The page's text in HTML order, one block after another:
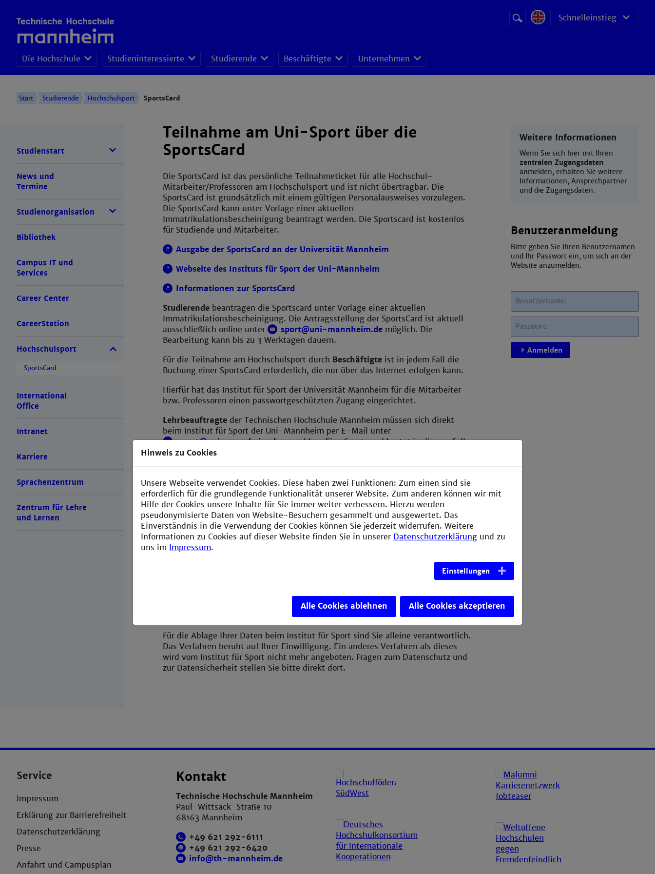
Suchbegriff
Suche
starten
Schnelleinstieg
Die Hochschule Studieninteressierte Studierende Beschäftigte Unternehmen
Start Studierende Hochschulsport SportsCard
Studienstart
News und
Termine
Studienorganisation
Bibliothek
Campus IT und
Services
Career Center
CareerStation
Hochschulsport
SportsCard
International
Office
Intranet
Karriere
Sprachenzentrum
Zentrum für Lehre
und Lernen
Teilnahme am Uni-Sport über die
SportsCard
Die SportsCard ist das persönliche Teilnahmeticket für alle Hochschul-
Mitarbeiter/Professoren am Hochschulsport und ist nicht übertragbar. Die
SportsCard ist grundsätzlich mit einem gültigen Personalausweises vorzulegen.
Die SportsCard kann unter Vorlage einer aktuellen
Immatrikulationsbescheinigung beantragt werden. Die Sportscard ist kostenlos
für Studiende und Mitarbeiter.
Ausgabe der SportsCard an der Universität Mannheim
Webseite des Instituts für Sport der Uni-Mannheim
Informationen zur SportsCard
Studierendebeantragen die Sportscard unter Vorlage einer aktuellen
Immatrikulations­bescheinigung. Die Antragsstellung der SportsCard ist aktuell
ausschließlich online unter
sport@uni-mannheim.demöglich. Die
Bearbeitung kann bis zu 3 Werktagen dauern.
Für die Teilnahme am Hochschulsport durch Beschäftigteist in jedem Fall die
Buchung einer SportsCard erforderlich, die nur über das Internet erfolgen kann.
Hierfür hat das Institut für Sport der Universität Mannheim für die Mitarbeiter
bzw. Professoren einen passwortgeschützten Zugang eingerichtet.
Lehrbeauftragteder Technischen Hochschule Mannheim müssen sich direkt
beim Institut für Sport der Uni-Mannheim per E-Mail unter
sport@uni-mannheim.deanmelden. Eine Sportscard kostet in diesem Fall
pro Semester 70€ (Stand Sept.19). Wie die Zahlungsmodalitäten der Universität
Fragen zum Verfahren richten Sie bitte an uns unter:
sportscard@th-
mannheim.de
Semesterweise wird das Inititalpasswort verändert. Bitte geben Sie das
Initialpasswort nicht weiter.
Datensicherheit
Einmal pro Semester ist die Technische Hochschule Mannheim verpflichtet, die
Zugänge auf Hochschulzugehörigkeit zu überprüfen. Das erklärt sich aus dem
Prüfung wird durch die Campus IT und den GB Personal vorgenommen. Nicht-
Hochschulmitglieder, die sich hier angemeldet haben, müssen an das Institut für
Für die Ablage Ihrer Daten beim Institut für Sport sind Sie alleine verantwortlich.
Das Verfahren beruht auf Ihrer Einwilligung. Ein anderes Verfahren als dieses
wird vom Institut für Sport nicht mehr angeboten. Fragen zum Datenschutz und
zur Datensicherheit stellen Sie bitte direkt dort.
Weitere Informationen
Wenn Sie sich hier mit Ihren
zentralen Zugangsdaten
anmelden, erhalten Sie weitere
Informationen, Ansprechpartner
und die Zugangsdaten.
Benutzeranmeldung
Bitte geben Sie Ihren Benutzernamen
und Ihr Passwort ein, um sich an der
Website anzumelden.
Benutzername:
Passwort:
Anmelden
Service
Impressum
Erklärung zur Barrierefreiheit
Datenschutzerklärung
Presse
Anfahrt und Campusplan
Kontakt
Technische Hochschule Mannheim
Paul-Wittsack-Straße 10
68163 Mannheim
+49 621 292-6111
+49 621 292-6420
info@th-mannheim.de
Hinweis zu Cookies
Unsere Webseite verwendet Cookies. Diese haben zwei Funktionen: Zum einen sind sie
erforderlich für die grundlegende Funktionalität unserer Website. Zum anderen können wir mit
Hilfe der Cookies unsere Inhalte für Sie immer weiter verbessern. Hierzu werden
pseudonymisierte Daten von Website-Besuchern gesammelt und ausgewertet. Das
Einverständnis in die Verwendung der Cookies können Sie jederzeit widerrufen. Weitere
Informationen zu Cookies auf dieser Website finden Sie in unserer Datenschutzerklärung und zu
uns im Impressum.
Einstellungen
Alle Cookies ablehnen Alle Cookies akzeptieren